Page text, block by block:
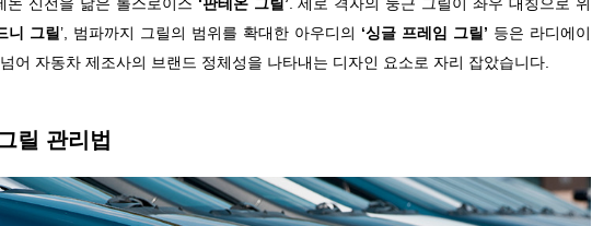
니 그릴’, 범파까지 그릴의 범위를 확대한 아우디의 ‘싱글 프레임 그릴’ 등은 라디에이
어 자동차 제조사의 브랜드 정체성을 나타내는 디자인 요소로 자리 잡았습니다.
릴 관리법